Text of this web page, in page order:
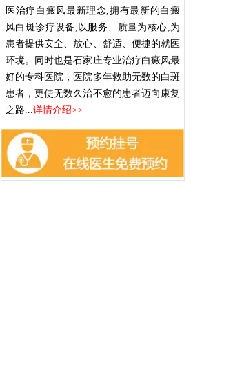
医治疗白癜风最新理念,拥有最新的白癜
风白斑诊疗设备,以服务、质量为核心,为
患者提供安全、放心、舒适、便捷的就医
环境。同时也是石家庄专业治疗白癜风最
好的专科医院，医院多年救助无数的白斑
患者，更使无数久治不愈的患者迈向康复
之路...详情介绍>>